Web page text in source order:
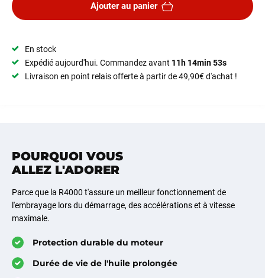
Ajouter au panier
En stock
Expédié aujourd'hui. Commandez avant 11h 14min 52s
Livraison en point relais offerte à partir de 49,90€ d'achat !
POURQUOI VOUS
ALLEZ L'ADORER
Parce que la R4000 t'assure un meilleur fonctionnement de
l'embrayage lors du démarrage, des accélérations et à vitesse
maximale.
Protection durable du moteur
Durée de vie de l'huile prolongée